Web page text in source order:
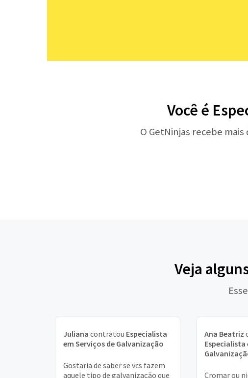
Você é
O GetNinjas recebe
Veja
Juliana contratou Especialista
em Serviços de Galvanização
Gostaria de saber se vcs fazem
aquele tipo de galvanização que
Ana Beatriz
Especialista
Cromar ou